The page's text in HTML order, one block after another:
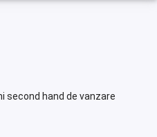
second hand de vanzare